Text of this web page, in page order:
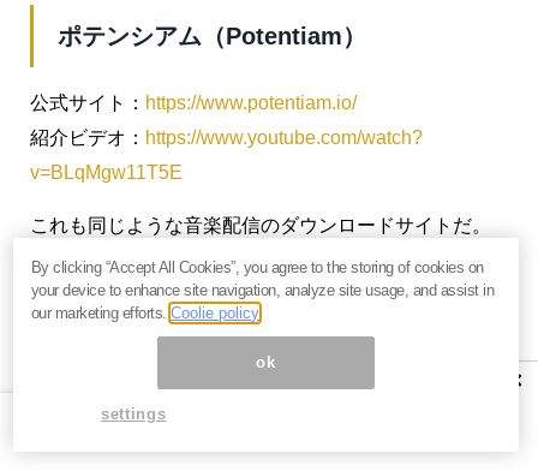
ポテンシアム（Potentiam）
公式サイト： https://www.potentiam.io/
紹介ビデオ： https://www.youtube.com/watch?
v=BLqMgw11T5E
これも同じような音楽配信のダウンロードサイトだ。
ただ支払いは、スマートコントラクトに準拠した
ERC20の独自トークン「PTMトークン」によって行わ
れる。このプラットフォームは有名無名にかかわら
どんなアーティストも自分の曲やアルバムを販売
×
By clicking “Accept All Cookies”, you agree to the storing of cookies on
your device to enhance site navigation, analyze site usage, and assist in
our marketing efforts.Coolie policy
ok
settings